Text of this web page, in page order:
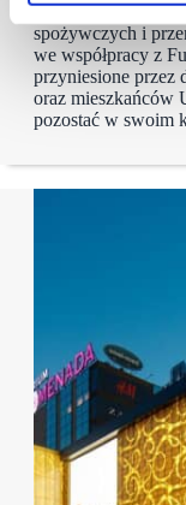
wielofunkcyjnego
spożywczych i
we współpracy z
przyniesione przez
oraz mieszkańców
pozostać w swoim